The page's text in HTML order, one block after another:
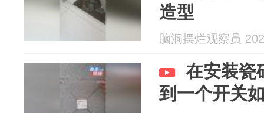
造型
脑洞摆烂观察员
在安装瓷
到一个开关